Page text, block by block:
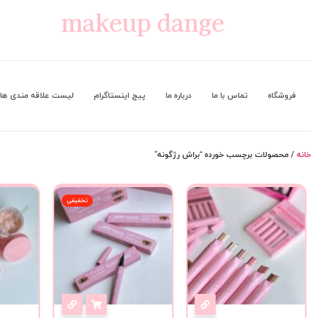
makeup dange
فروشگاه تماس با ما درباره ما پیج اینستاگرام لیست علاقه مندی ها
خانه / محصولات برچسب خورده “براش رژگونه”
تخفیفی